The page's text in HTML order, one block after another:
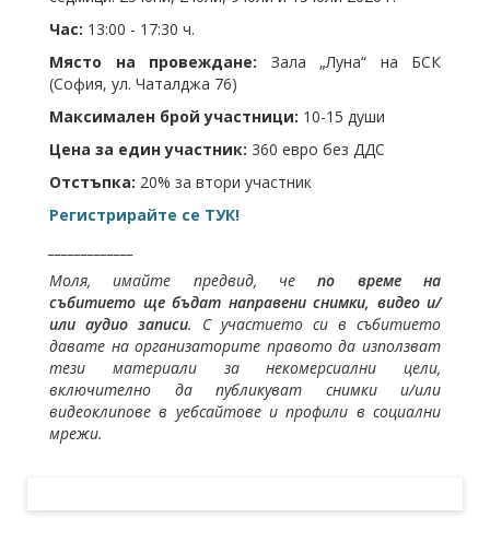
Час: 13:00 - 17:30 ч.
Място на провеждане: Зала „Луна“ на БСК
(София, ул. Чаталджа 76)
Максимален брой участници: 10-15 души
Цена за един участник: 360 евро без ДДС
Отстъпка: 20% за втори участник
Регистрирайте се ТУК!
Моля, имайте предвид, чепо време на
събитието ще бъдат направени снимки, видео и/
или аудио записи. С участието си в събитието
давате на организаторите правото да използват
тези материали за некомерсиални цели,
включително да публикуват снимки и/или
видеоклипове в уебсайтове и профили в социални
мрежи.